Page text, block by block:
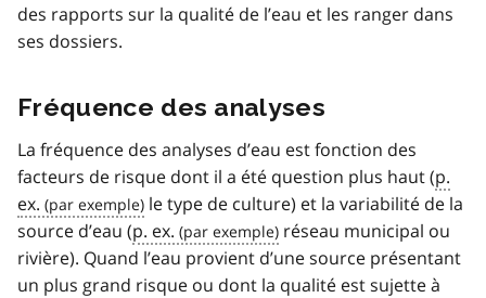
des rapports sur la qualité de l’eau et les ranger dans
ses dossiers.
Fréquence des analyses
La fréquence des analyses d’eau est fonction des
facteurs de risque dont il a été question plus haut (p.
ex.
le type de culture) et la variabilité de la
source d’eau (p. ex.
réseau municipal ou
rivière). Quand l’eau provient d’une source présentant
un plus grand risque ou dont la qualité est sujette à